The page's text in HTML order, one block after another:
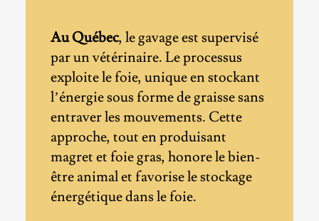
Au Québec, le gavage est supervisé
par un vétérinaire. Le processus
exploite le foie, unique en stockant
l’énergie sous forme de graisse sans
entraver les mouvements. Cette
approche, tout en produisant
magret et foie gras, honore le bien-
être animal et favorise le stockage
énergétique dans le foie.